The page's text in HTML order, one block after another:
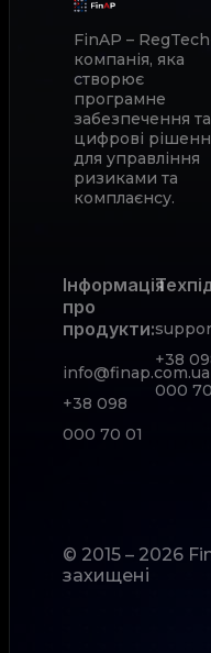
FinAP –
компанія, яка
створює
програмне
забезпечення та
цифрові
для управління
ризиками та
комплаєнсу.
Інформація
про
продукти:
info@finap.com.ua
+38 098
000 70 01
+38
000
© 2015 – 2026
захищені